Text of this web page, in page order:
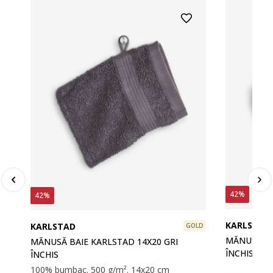
42%
KARLSTAD GOLD
MĂNUSĂ BAIE KARLSTAD 14X20 GRI
ÎNCHIS
100% bumbac. 500 g/m². 14x20 cm
42%
KARLSTAD
MĂNUSĂ
ÎNCHIS